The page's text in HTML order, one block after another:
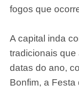
fogos que
A capital inda
tradicionais que
datas do ano,
Bonfim, a